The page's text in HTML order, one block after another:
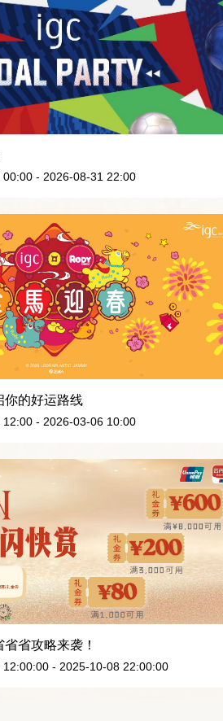
- 2026-08-31 22:00
你的好运路线
- 2026-03-06 10:00
省攻略来袭！
- 2025-10-08 22:00:00